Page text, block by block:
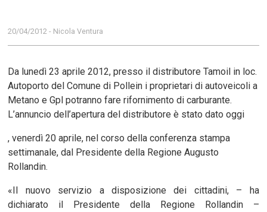
20/04/2012 - Nicola Ventura
Da lunedì 23 aprile 2012, presso il distributore Tamoil in loc.
Autoporto del Comune di Pollein i proprietari di autoveicoli a
Metano e Gpl potranno fare rifornimento di carburante.
L’annuncio dell’apertura del distributore è stato dato oggi
, venerdì 20 aprile, nel corso della conferenza stampa
settimanale, dal Presidente della Regione Augusto
Rollandin.
«Il nuovo servizio a disposizione dei cittadini, – ha
dichiarato il Presidente della Regione Rollandin –